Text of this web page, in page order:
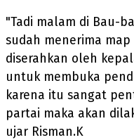
"Tadi malam di Bau-
sudah menerima
diserahkan oleh
untuk membuka
karena itu sangat
partai maka akan
ujar Risman.K